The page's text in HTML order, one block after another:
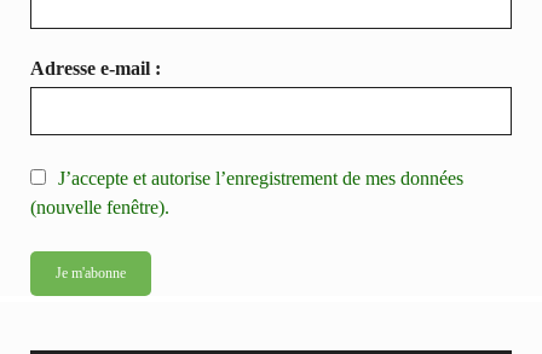
Adresse e-mail :
J’accepte et autorise l’enregistrement de mes données
(nouvelle fenêtre).